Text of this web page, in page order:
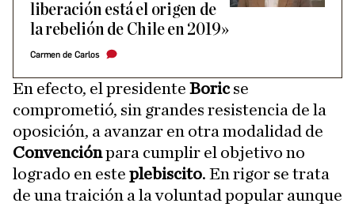
liberación está el origen de
la rebelión de Chile en 2019»
Carmen de Carlos
En efecto, el presidente Boricse
comprometió, sin grandes resistencia de la
oposición, a avanzar en otra modalidad de
Convenciónpara cumplir el objetivo no
logrado en este plebiscito. En rigor se trata
de una traición a la voluntad popular aunque